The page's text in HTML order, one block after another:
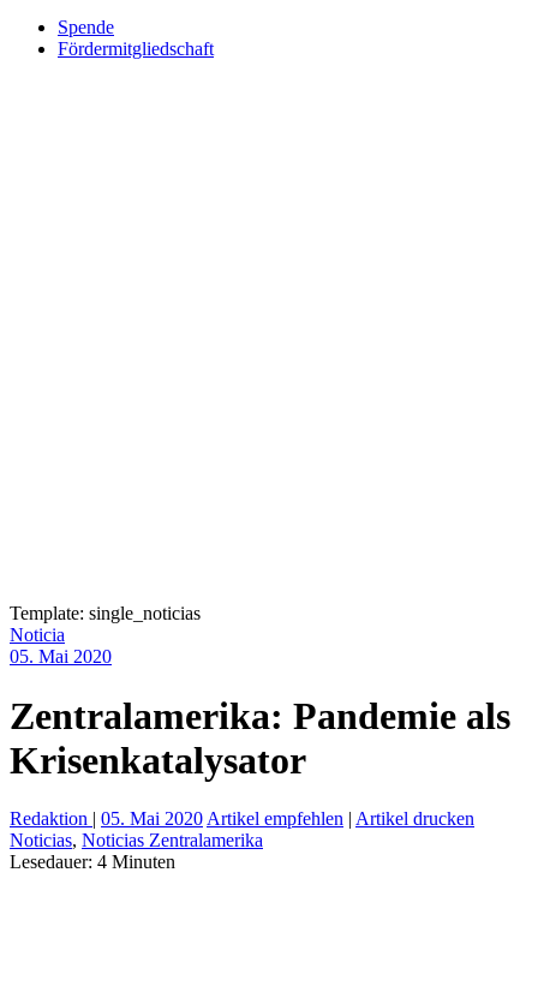
Spende
Fördermitgliedschaft
Template: single_noticias
Noticia
05. Mai 2020
Zentralamerika: Pandemie als
Krisenkatalysator
Redaktion | 05. Mai 2020 Artikel empfehlen | Artikel drucken
Noticias, Noticias Zentralamerika
Lesedauer: 4 Minuten